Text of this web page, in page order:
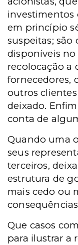
investimentos
em princípio
suspeitas; são
disponíveis
recolocação a
fornecedores,
outros
deixado.
conta de
Quando uma
seus
terceiros,
estrutura de
mais cedo ou
Que casos
para ilustrar a